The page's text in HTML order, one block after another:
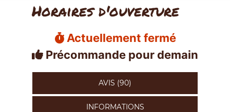
Horaires d'ouverture
Actuellement fermé
Précommande pour demain
AVIS (90)
INFORMATIONS